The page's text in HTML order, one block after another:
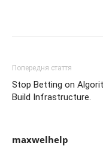
Попередня стаття
Stop Betting on
Build Infrastructure.
maxwelhelp